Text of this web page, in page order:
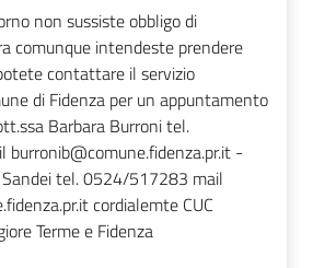
non sussiste obbligo di
comunque intendeste prendere
contattare il servizio
di Fidenza per un appuntamento
Barbara Burroni tel.
-
tel. 0524/517283 mail
cordialemte CUC
Terme e Fidenza